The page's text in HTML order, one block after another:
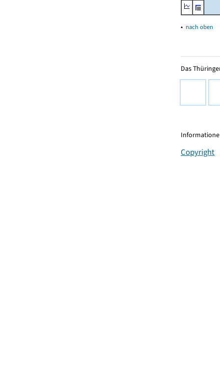
▴ nach oben
Das
Copyright